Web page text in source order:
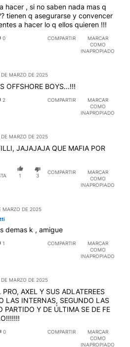
hacer , si no saben nada mas q
tienen q asegurarse y convencer
a hacer lo q ellos quieren !!!
0 COMPARTIR
MARCAR
COMO
INAPROPIADO
DE MARZO DE 2025
OFFSHORE BOYS...!!!
2 COMPARTIR
MARCAR
COMO
INAPROPIADO
DE MARZO DE 2025
JAJAJAJA QUE MAFIA POR
1 3
COMPARTIR
MARCAR
COMO
INAPROPIADO
MARZO DE 2025
demas k , amigue
1 COMPARTIR
MARCAR
COMO
INAPROPIADO
DE MARZO DE 2025
AXEL Y SUS ADLATEREES
LAS INTERNAS, SEGUNDO LAS
PARTIDO Y DE ÚLTIMA SE DE FE
0 COMPARTIR
MARCAR
COMO
INAPROPIADO